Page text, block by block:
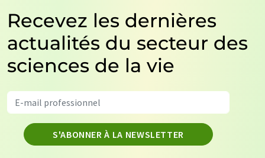
Recevez les dernières
actualités du secteur des
sciences de la vie
S'ABONNER À LA NEWSLETTER